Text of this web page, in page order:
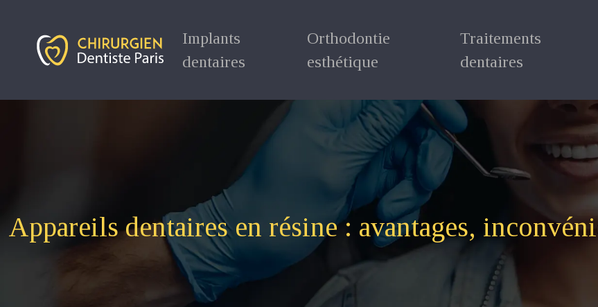
Implants
dentaires
Orthodontie
esthétique
Traitements
dentaires
Appareils dentaires en résine : avantages,